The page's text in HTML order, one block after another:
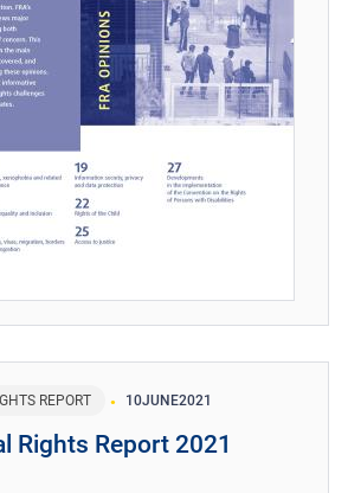
REPORT 10JUNE2021
Rights Report 2021